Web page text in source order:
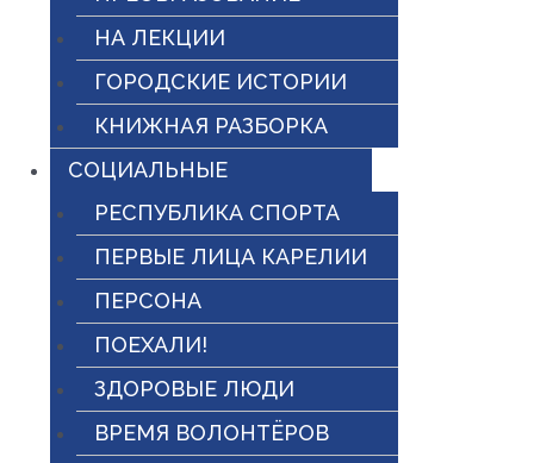
НА ЛЕКЦИИ
ГОРОДСКИЕ ИСТОРИИ
КНИЖНАЯ РАЗБОРКА
СОЦИАЛЬНЫЕ
РЕСПУБЛИКА СПОРТА
ПЕРВЫЕ ЛИЦА КАРЕЛИИ
ПЕРСОНА
ПОЕХАЛИ!
ЗДОРОВЫЕ ЛЮДИ
ВРЕМЯ ВОЛОНТЁРОВ